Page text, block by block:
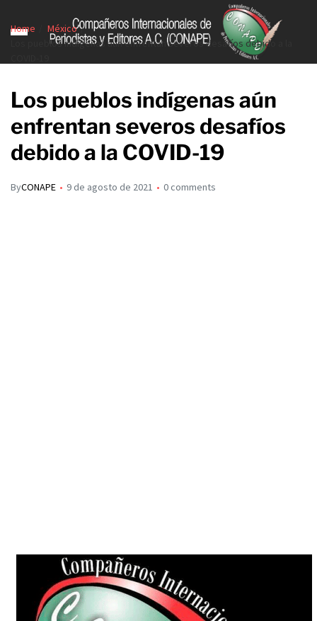
Home
México
Los pueblos indígenas aún enfrentan severos desafíos debido a la
Los pueblos indígenas aún
enfrentan severos desafíos
debido a la COVID-19
ByCONAPE 9 de agosto de 2021 0 comments